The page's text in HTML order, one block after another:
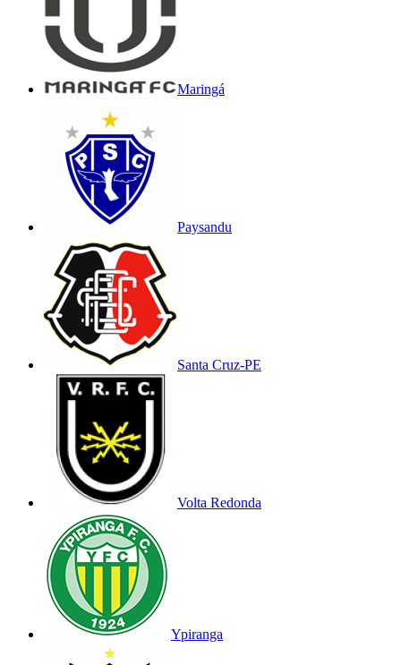
Maringá
Paysandu
Santa Cruz-PE
Volta Redonda
Ypiranga